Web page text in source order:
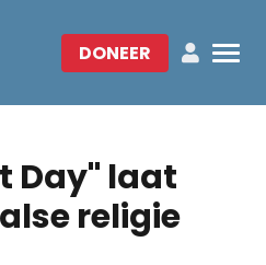
DONEER
Day" laat
religie